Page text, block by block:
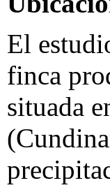
El
finca
situada